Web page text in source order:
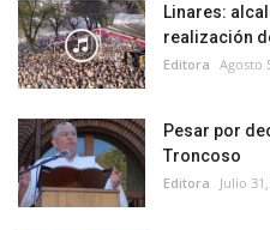
Linares:
realización
Editora Agosto
Pesar por
Troncoso
Editora Julio